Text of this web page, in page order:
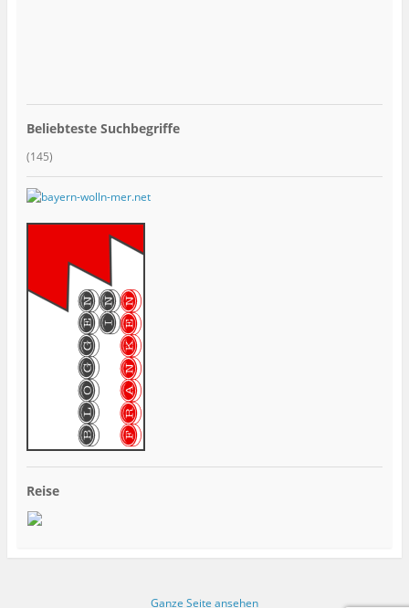
Beliebteste Suchbegriffe
(145)
Reise
Ganze Seite ansehen